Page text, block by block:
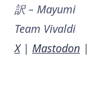
訳 – Mayumi
Team Vivaldi
X| Mastodon |